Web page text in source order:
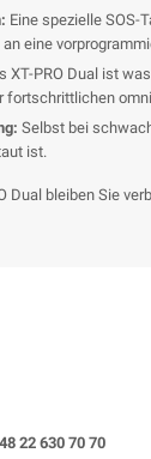
Eine spezielle
eine
XT-PRO Dual ist
Selbst bei
ist.
Dual bleiben Sie
22 630 70 70